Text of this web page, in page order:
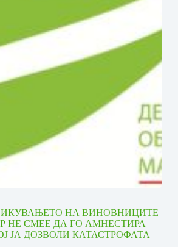
НА ВИНОВНИЦИТЕ
НЕ СМЕЕ ДА ГО АМНЕСТИРА
ЈА ДОЗВОЛИ КАТАСТРОФАТА